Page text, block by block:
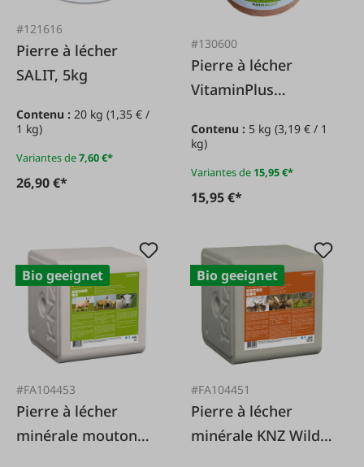
#121616
Pierre à lécher
SALIT, 5kg
Contenu : 20 kg (1,35 € /
1 kg)
Variantes de7,60 €*
26,90 €*
#130600
Pierre à lécher
VitaminPlus
Contenu : 5 kg(3,19 € / 1
kg)
Variantes de 15,95 €*
15,95 €*
Bio geeignet
#FA104453
Pierre à lécher
minérale mouton
Bio geeignet
#FA104451
Pierre à lécher
minérale KNZ Wild,